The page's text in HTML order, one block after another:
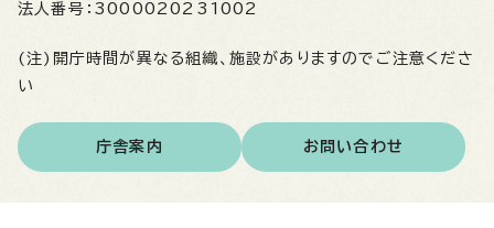
法人番号： 3000020231002
(注)開庁時間が異なる組織、施設がありますのでご注意くださ
い
庁舎案内 お問い合わせ